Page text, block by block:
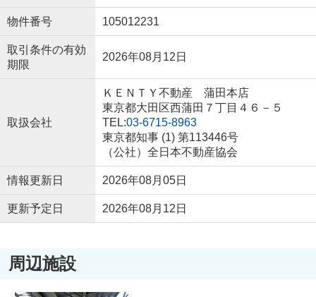
物件番号 105012231
取引条件の有効
期限
2026年08月12日
取扱会社
ＫＥＮＴＹ不動産 蒲田本店
東京都大田区西蒲田７丁目４６－５
TEL:03-6715-8963
東京都知事 (1) 第113446号
（公社）全日本不動産協会
情報更新日 2026年08月05日
更新予定日 2026年08月12日
周辺施設